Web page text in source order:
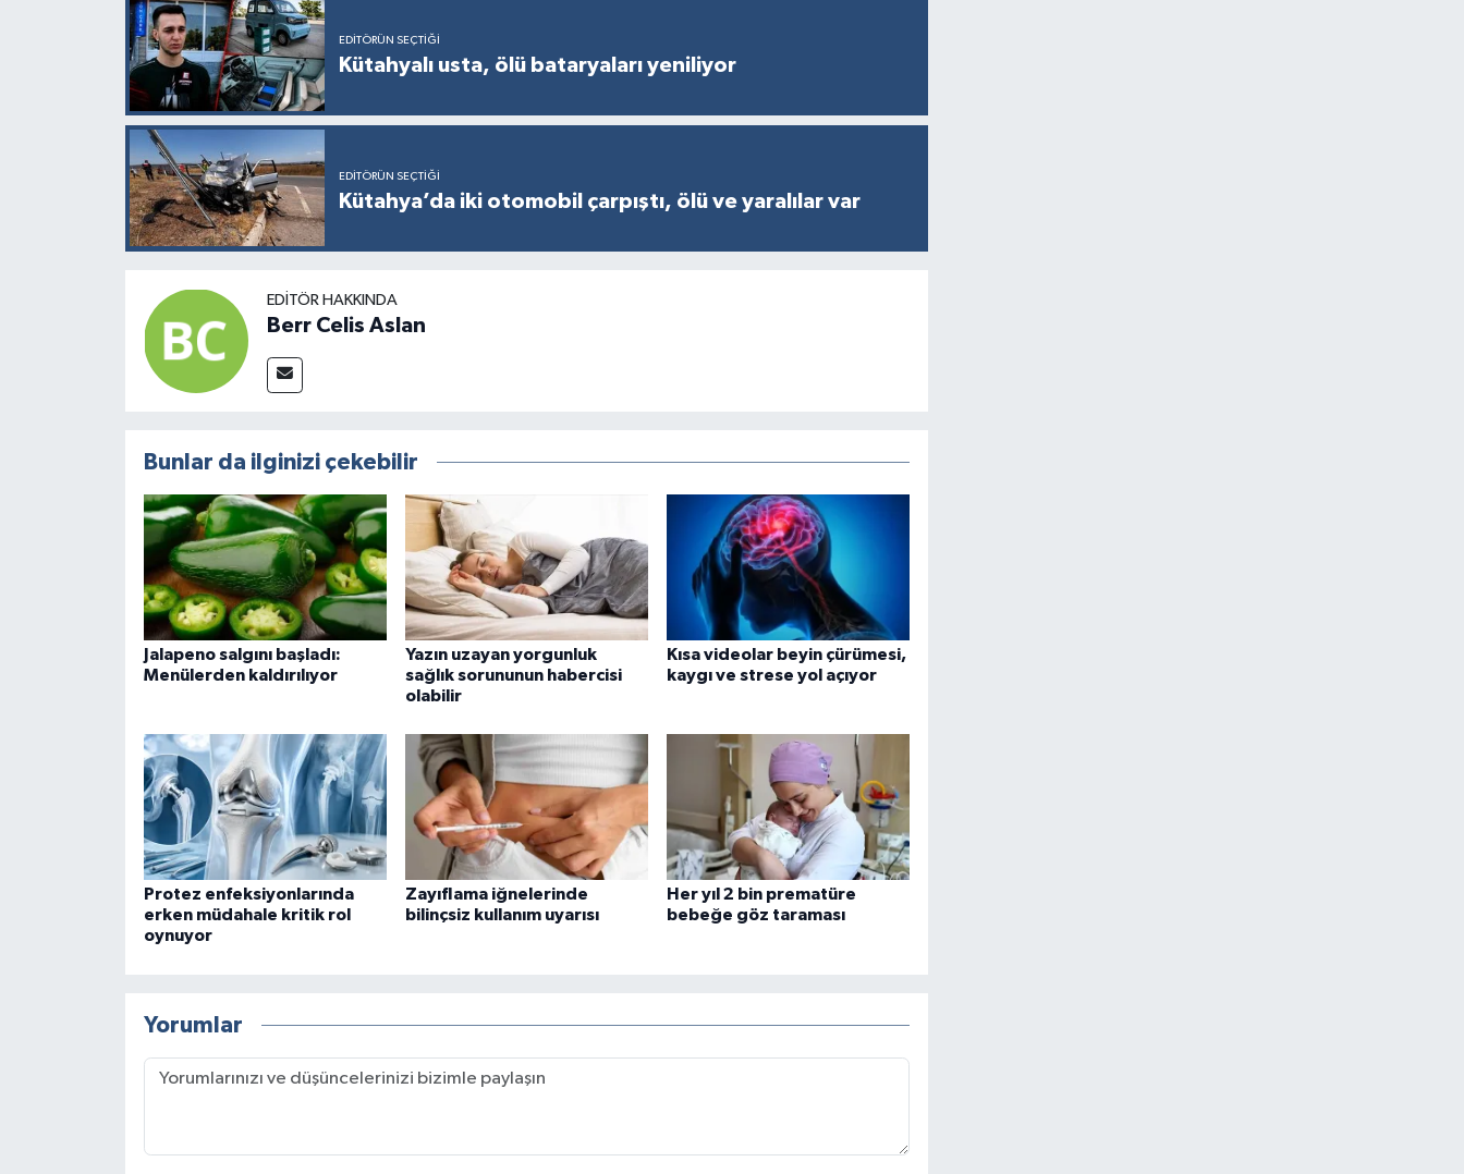
EDITÖRÜN SEÇTIĞI
Kütahyalı usta, ölü bataryaları yeniliyor
EDITÖRÜN SEÇTIĞI
Kütahya’da iki otomobil çarpıştı, ölü ve yaralılar var
EDITÖR HAKKINDA
Berr Celis Aslan
Bunlar da ilginizi çekebilir
Jalapeno salgını başladı:
Menülerden kaldırılıyor
Yazın uzayan yorgunluk
sağlık sorununun habercisi
olabilir
Kısa videolar beyin çürümesi,
kaygı ve strese yol açıyor
Protez enfeksiyonlarında
erken müdahale kritik rol
oynuyor
Zayıflama iğnelerinde
bilinçsiz kullanım uyarısı
Her yıl 2 bin prematüre
bebeğe göz taraması
Yorumlar